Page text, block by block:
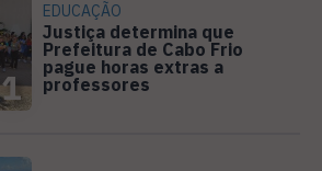
1
EDUCAÇÃO
Justiça determina que
Prefeitura de Cabo Frio
pague horas extras a
professores